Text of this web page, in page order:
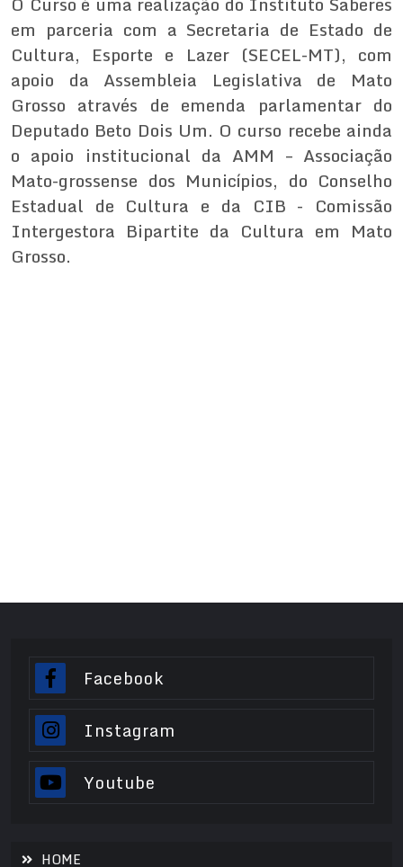
em parceria com a Secretaria de Estado de
Cultura, Esporte e Lazer (SECEL-MT), com
apoio da Assembleia Legislativa de Mato
Grosso através de emenda parlamentar do
Deputado Beto Dois Um. O curso recebe ainda
o apoio institucional da AMM – Associação
Mato-grossense dos Municípios, do Conselho
Estadual de Cultura e da CIB - Comissão
Intergestora Bipartite da Cultura em Mato
Grosso.
Facebook
Instagram
Youtube
HOME